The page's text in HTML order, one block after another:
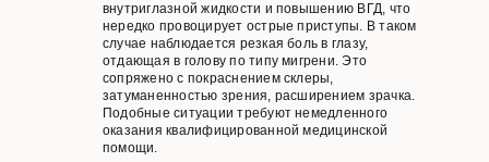
внутриглазной жидкости и повышению ВГД, что
нередко провоцирует острые приступы. В таком
случае наблюдается резкая боль в глазу,
отдающая в голову по типу мигрени. Это
сопряжено с покраснением склеры,
затуманенностью зрения, расширением зрачка.
Подобные ситуации требуют немедленного
оказания квалифицированной медицинской
помощи.